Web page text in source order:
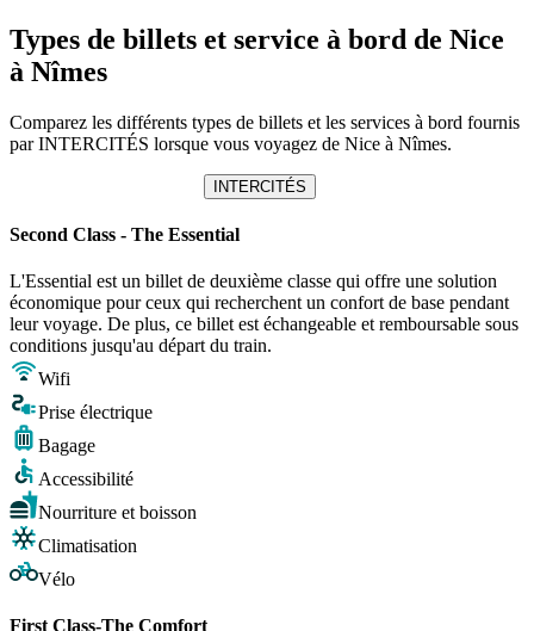
Types de billets et service à bord de Nice
à Nîmes
Comparez les différents types de billets et les services à bord fournis
par INTERCITÉS lorsque vous voyagez de Nice à Nîmes.
INTERCITÉS
Second Class - The Essential
L'Essential est un billet de deuxième classe qui offre une solution
économique pour ceux qui recherchent un confort de base pendant
leur voyage. De plus, ce billet est échangeable et remboursable sous
conditions jusqu'au départ du train.
Wifi
Prise électrique
Bagage
Accessibilité
Nourriture et boisson
Climatisation
Vélo
First Class-The Comfort